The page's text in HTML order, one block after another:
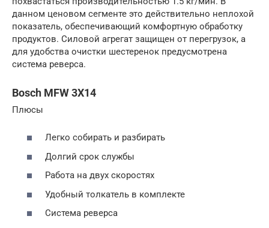
данном ценовом сегменте это действительно неплохой
показатель, обеспечивающий комфортную обработку
продуктов. Силовой агрегат защищен от перегрузок, а
для удобства очистки шестеренок предусмотрена
система реверса.
Bosch MFW 3X14
Плюсы
Легко собирать и разбирать
Долгий срок службы
Работа на двух скоростях
Удобный толкатель в комплекте
Система реверса